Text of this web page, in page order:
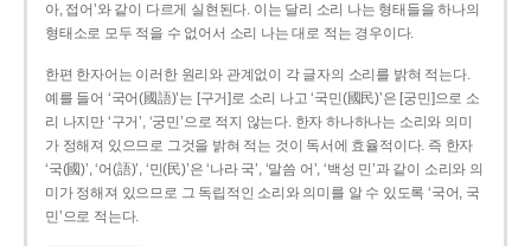
아, 접어’와 같이 다르게 실현된다. 이는 달리 소리 나는 형태들을 하나의
형태소로 모두 적을 수 없어서 소리 나는 대로 적는 경우이다.
한편 한자어는 이러한 원리와 관계없이 각 글자의 소리를 밝혀 적는다.
예를 들어 ‘국어(國語)’는 [구거]로 소리 나고 ‘국민(國民)’은 [궁민]으로 소
리 나지만 ‘구거’, ‘궁민’으로 적지 않는다. 한자 하나하나는 소리와 의미
가 정해져 있으므로 그것을 밝혀 적는 것이 독서에 효율적이다. 즉 한자
‘국(國)’, ‘어(語)’, ‘민(民)’은 ‘나라 국’, ‘말씀 어’, ‘백성 민’과 같이 소리와 의
미가 정해져 있으므로 그 독립적인 소리와 의미를 알 수 있도록 ‘국어, 국
민’으로 적는다.